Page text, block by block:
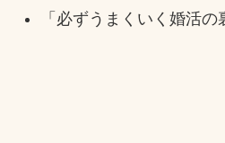
「必ずうまくいく婚活の